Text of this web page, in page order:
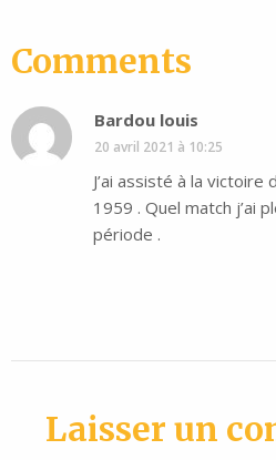
Comments
Bardou louis
20 avril 2021 à 10:25
J’ai assisté à la victoire
1959 . Quel match j’ai
période .
Laisser un